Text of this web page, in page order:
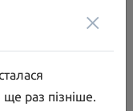
×
раз пізніше.